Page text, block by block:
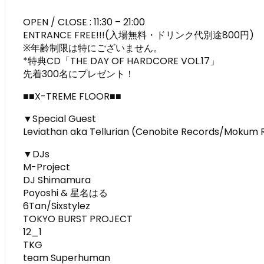
OPEN / CLOSE : 11:30 – 21:00
ENTRANCE FREE!!!(入場無料・ドリンク代別途800円)
※年齢制限は特にございません。
*特典CD「THE DAY OF HARDCORE VOL.17」
先着300名にプレゼント！
■■X-TREME FLOOR■■
▼Special Guest
Leviathan aka Tellurian (Cenobite Records/Mokum
▼DJs
M-Project
DJ Shimamura
Poyoshi & 星名はる
6Tan/Sixstylez
TOKYO BURST PROJECT
12_1
TKG
team Superhuman